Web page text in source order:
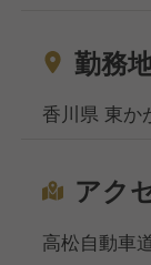
勤務
香川県 東か
アク
高松自動車